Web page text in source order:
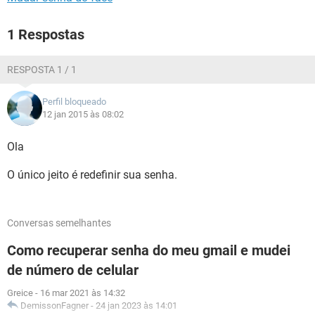
1 Respostas
RESPOSTA 1 / 1
Perfil bloqueado
12 jan 2015 às 08:02
Ola
O único jeito é redefinir sua senha.
Conversas semelhantes
Como recuperar senha do meu gmail e mudei
de número de celular
Greice - 16 mar 2021 às 14:32
DemissonFagner - 24 jan 2023 às 14:01